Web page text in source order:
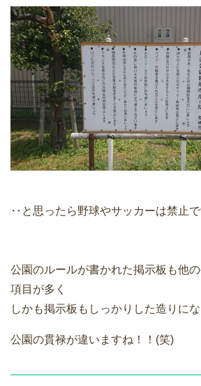
‥と思ったら野球やサッカーは禁止
公園のルールが書かれた掲示板も他
項目が多く
しかも掲示板もしっかりした造りに
公園の貫禄が違いますね！！(笑)